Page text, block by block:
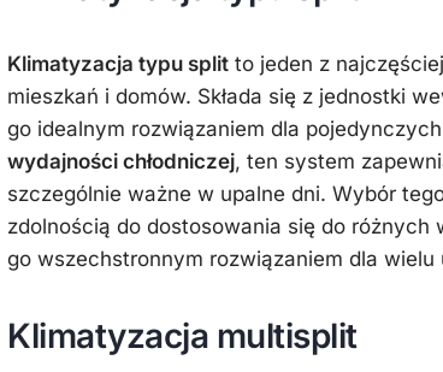
Klimatyzacja typu split to jeden z
mieszkań i domów. Składa się z jednostki
go idealnym rozwiązaniem dla
wydajności chłodniczej, ten system
szczególnie ważne w upalne dni. Wybór
zdolnością do dostosowania się do
go wszechstronnym rozwiązaniem dla wielu
Klimatyzacja multisplit